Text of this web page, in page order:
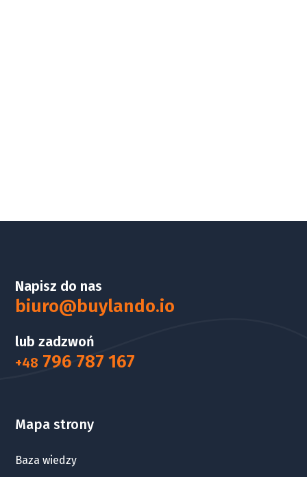
Napisz do nas
biuro@buylando.io
lub zadzwoń
+48 796 787 167
Mapa strony
Baza wiedzy